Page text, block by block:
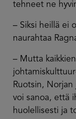
tehneet ne
– Siksi heillä ei
naurahtaa
– Mutta
Ruotsin,
voi sanoa, että
huolellisesti ja